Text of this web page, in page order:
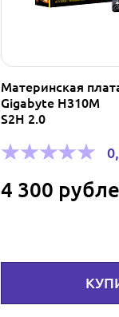
Материнская
Gigabyte H310M
S2H 2.0
4 300